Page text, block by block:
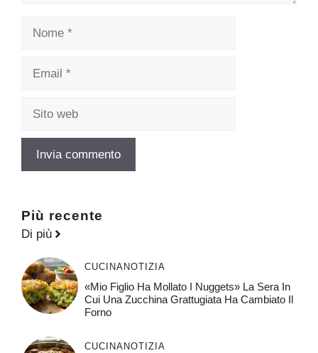
Più recente
Di più
CUCINA NOTIZIA
«Mio Figlio Ha Mollato I Nuggets» La Sera In
Cui Una Zucchina Grattugiata Ha Cambiato Il
Forno
CUCINA NOTIZIA